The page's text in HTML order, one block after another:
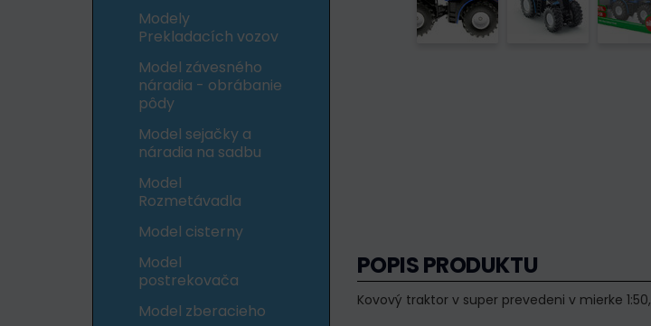
Modely
Prekladacích vozov
Model závesného
náradia - obrábanie
pôdy
Model sejačky a
náradia na sadbu
Model
Rozmetávadla
Model cisterny
Model
postrekovača
Model zberacieho
POPIS PRODUKTU
Kovový traktor v super prevedeni v mierke